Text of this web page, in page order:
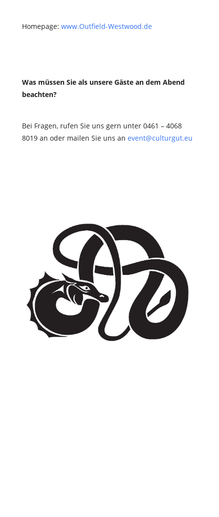
Homepage: www.Outfield-Westwood.de
Was müssen Sie als unsere Gäste an dem Abend
beachten?
Bei Fragen, rufen Sie uns gern unter 0461 – 4068
8019 an oder mailen Sie uns an event@culturgut.eu